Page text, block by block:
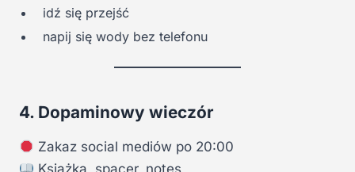
idź się przejść
napij się wody bez telefonu
4. Dopaminowy wieczór
Zakaz social mediów po 20:00